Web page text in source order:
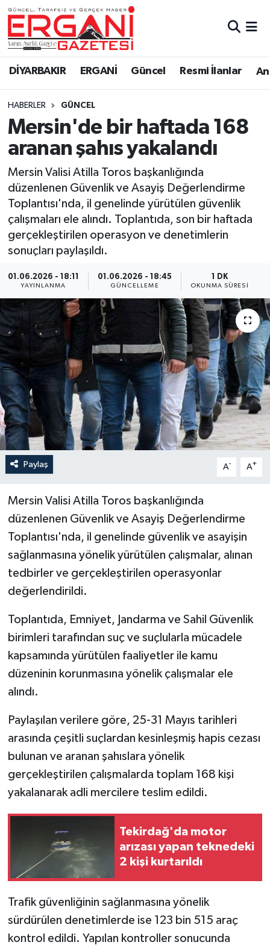
DİYARBAKIR ERGANİ Güncel Resmi İlanlar
HABERLER GÜNCEL
Mersin'de bir haftada 168
aranan şahıs yakalandı
Mersin Valisi Atilla Toros başkanlığında
düzenlenen Güvenlik ve Asayiş Değerlendirme
Toplantısı'nda, il genelinde yürütülen güvenlik
çalışmaları ele alındı. Toplantıda, son bir haftada
gerçekleştirilen operasyon ve denetimlerin
sonuçları paylaşıldı.
01.06.2026 - 18:11
YAYINLANMA
01.06.2026 - 18:45
GÜNCELLEME
1 DK
OKUNMA SÜRESI
Paylaş A- A+
Mersin Valisi Atilla Toros başkanlığında
düzenlenen Güvenlik ve Asayiş Değerlendirme
Toplantısı'nda, il genelinde güvenlik ve asayişin
sağlanmasına yönelik yürütülen çalışmalar, alınan
tedbirler ve gerçekleştirilen operasyonlar
değerlendirildi.
Toplantıda, Emniyet, Jandarma ve Sahil Güvenlik
birimleri tarafından suç ve suçlularla mücadele
kapsamında yürütülen faaliyetler ile kamu
düzeninin korunmasına yönelik çalışmalar ele
alındı.
Paylaşılan verilere göre, 25-31 Mayıs tarihleri
arasında çeşitli suçlardan kesinleşmiş hapis cezası
bulunan ve aranan şahıslara yönelik
gerçekleştirilen çalışmalarda toplam 168 kişi
yakalanarak adli mercilere teslim edildi.
Tekirdağ'da motor
arızası yapan teknedeki
2 kişi kurtarıldı
Trafik güvenliğinin sağlanmasına yönelik
sürdürülen denetimlerde ise 123 bin 515 araç
kontrol edildi. Yapılan kontroller sonucunda
DİYARBAKIR
BİSMİL
BAĞLAR
ERGANİ
Güncel
Resmi İlanlar
Sağlık
Si̇yaset
Anali̇z
Bi̇li̇m & Teknoloji̇
Dünya
Eği̇ti̇m
Ergani Nöbetçi Eczaneler
Ergani Hava Durumu
Ergani Trafik Yoğunluk Haritası
Süper Lig Puan Durumu ve Fikstür
Tüm Manşetler
Son Dakika Haberleri
Haber Arşivi